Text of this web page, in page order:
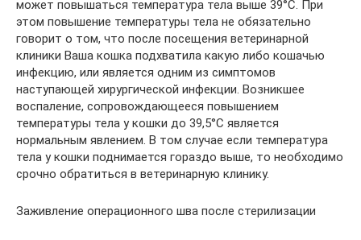
может повышаться температура тела выше 39°С. При
этом повышение температуры тела не обязательно
говорит о том, что после посещения ветеринарной
клиники Ваша кошка подхватила какую либо кошачью
инфекцию, или является одним из симптомов
наступающей хирургической инфекции. Возникшее
воспаление, сопровождающееся повышением
температуры тела у кошки до 39,5°С является
нормальным явлением. В том случае если температура
тела у кошки поднимается гораздо выше, то необходимо
срочно обратиться в ветеринарную клинику.
Заживление операционного шва после стерилизации